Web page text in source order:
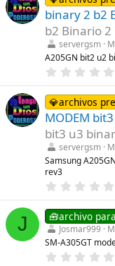
binary 2 b2
b2 Binario
servergsm
A205GN bit2 u2
l
💎archivos
MODEM
bit3 u3
servergsm
Samsung
rev3
0
J 🧰archivo
Josmar999
SM-A305GT